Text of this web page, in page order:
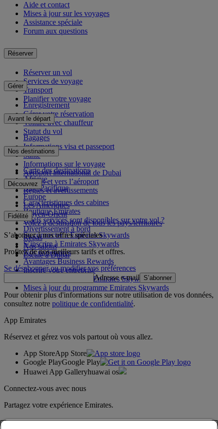
Aide et contact
Mises à jour sur les voyages
Assistance spéciale
Forum aux questions
Réserver
Réserver un vol
Services de voyage
Transport
Planifier votre voyage
Gérer
Enregistrement
Gérer votre réservation
Voiture avec chauffeur
Statut du vol
Avant le départ
Bagages
Informations visa et passeport
Santé
Informations sur le voyage
Aéroport international de Dubai
Depuis et vers l’aéroport
Règles et avertissements
Nos destinations
Carte des destinations
Afrique
Asie-Pacifique
Europe
Les Amériques
Moyen-Orient
Volez à destination de tous les pays/territoires
Découvrez
Caractéristiques des cabines
Boutique Emirates
Quels services sont disponibles sur votre vol ?
Divertissement à bord
Repas
Nos salons
Escale à Dubai
Fidélité
Se connecter à Emirates Skywards
S’inscrire à Emirates Skywards
Nos partenaires
Avantages Business Rewards
Inscrire votre entreprise
Règles du programme Emirates Skywards
Mises à jour du programme Emirates Skywards
S’abonner à nos offres spéciales
Profitez de nos meilleurs tarifs et offres.
Se désabonner ou modifier vos préférences
Adresse e-mail S’abonner
Pour obtenir plus d'informations sur notre utilisation de vos données,
consultez notre politique de confidentialité.
App Emirates
Réservez et gérez vos vols partout où vous allez.
App StoreApp Store
Google PlayGoogle Play
Huawei App Galleryhuawai os
Connectez-vous avec nous
Partagez votre expérience Emirates.